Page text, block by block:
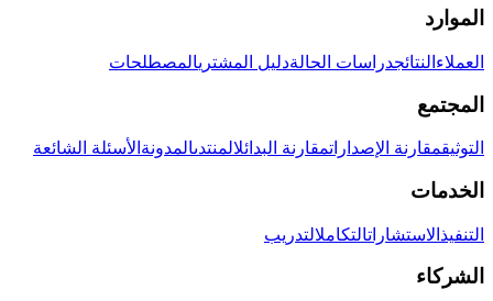
الموارد
العملاء النتائجدراسات الحالةدليل المشتريالمصطلحات
المجتمع
التوثيقمقارنة الإصداراتمقارنة البدائلالمنتدىالمدونة الأسئلة الشائعة
الخدمات
التنفيذ الاستشاراتالتكاملالتدريب
الشركاء